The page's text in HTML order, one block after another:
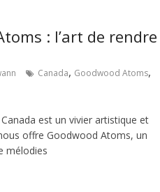
: l’art de rendre
Canada, Goodwood Atoms,
Canada est un vivier artistique et
offre Goodwood Atoms, un
mélodies